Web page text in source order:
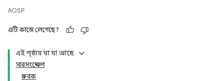
AOSP
এটি কাজে লেগেছে?
এই পৃষ্ঠায় যা যা আছে
সারসংক্ষেপ
ধ্রুবক